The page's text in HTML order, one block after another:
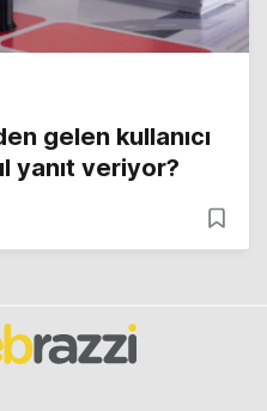
gelen kullanıcı
yanıt veriyor?